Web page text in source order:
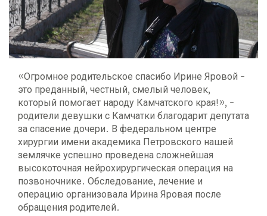
«Огромное родительское спасибо Ирине Яровой -
это преданный, честный, смелый человек,
который помогает народу Камчатского края!», -
родители девушки с Камчатки благодарит депутата
за спасение дочери. В федеральном центре
хирургии имени академика Петровского нашей
землячке успешно проведена сложнейшая
высокоточная нейрохирургическая операция на
позвоночнике. Обследование, лечение и
операцию организовала Ирина Яровая после
обращения родителей.